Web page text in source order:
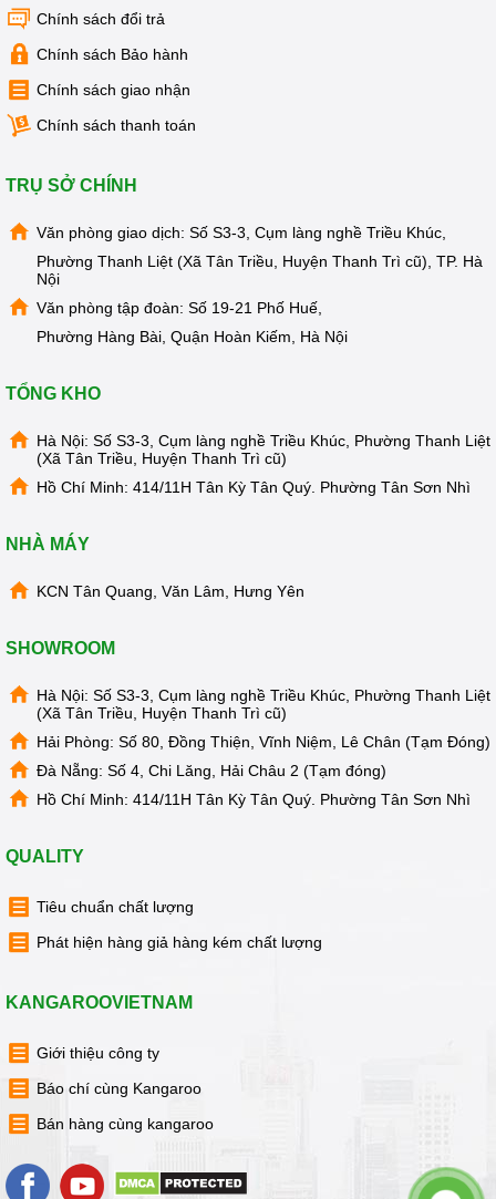
BÌNH
NÓNG
LẠNH
HÀNG
GIA
DỤNG
TIN
KHUYẾN
TỨC
KIỆN
DẪN
CHƯƠNG
TRÌNH
KANGAROO
DỊCH
VỤ
KINH
THIỆU
Chính sách đổi trả
Chính sách Bảo hành
Chính sách giao nhận
Chính sách thanh toán
TRỤ SỞ CHÍNH
Văn phòng giao dịch: Số S3-3, Cụm làng nghề Triều Khúc,
Phường Thanh Liệt (Xã Tân Triều, Huyện Thanh Trì cũ), TP. Hà
Nội
Văn phòng tập đoàn: Số 19-21 Phố Huế,
Phường Hàng Bài, Quận Hoàn Kiếm, Hà Nội
TỔNG KHO
Hà Nội: Số S3-3, Cụm làng nghề Triều Khúc, Phường Thanh Liệt
(Xã Tân Triều, Huyện Thanh Trì cũ)
Hồ Chí Minh: 414/11H Tân Kỳ Tân Quý. Phường Tân Sơn Nhì
NHÀ MÁY
KCN Tân Quang, Văn Lâm, Hưng Yên
SHOWROOM
Hà Nội: Số S3-3, Cụm làng nghề Triều Khúc, Phường Thanh Liệt
(Xã Tân Triều, Huyện Thanh Trì cũ)
Hải Phòng: Số 80, Đồng Thiện, Vĩnh Niệm, Lê Chân (Tạm Đóng)
Đà Nẵng: Số 4, Chi Lăng, Hải Châu 2 (Tạm đóng)
Hồ Chí Minh: 414/11H Tân Kỳ Tân Quý. Phường Tân Sơn Nhì
QUALITY
Tiêu chuẩn chất lượng
Phát hiện hàng giả hàng kém chất lượng
KANGAROOVIETNAM
Giới thiệu công ty
Báo chí cùng Kangaroo
Bán hàng cùng kangaroo